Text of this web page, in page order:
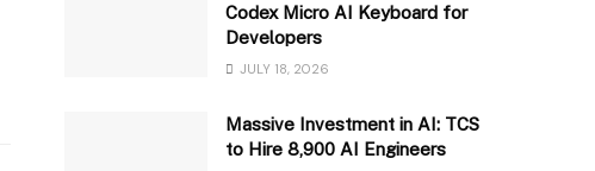
Codex Micro AI Keyboard for
Developers
JULY 18, 2026
Massive Investment in AI: TCS
to Hire 8,900 AI Engineers